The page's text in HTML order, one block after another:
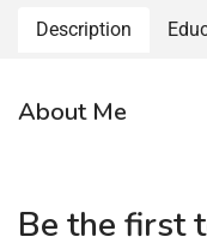
Description
About Me
Be the first